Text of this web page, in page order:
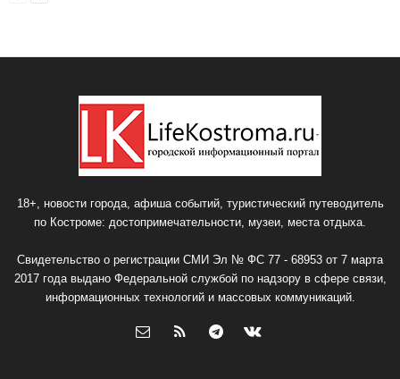
18+, новости города, афиша событий, туристический путеводитель
по Костроме: достопримечательности, музеи, места отдыха.
Свидетельство о регистрации СМИ Эл № ФС 77 - 68953 от 7 марта
2017 года выдано Федеральной службой по надзору в сфере связи,
информационных технологий и массовых коммуникаций.